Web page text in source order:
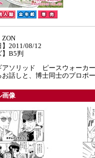
ZON
】2011/08/12
】B5判
アソリッド ピースウォーカ
お話しと、博士同士のプロポ
画像